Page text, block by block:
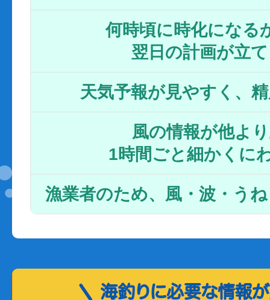
何時頃に時化になる
翌日の計画が立
天気予報が見やすく、
風の情報が他よ
1時間ごと細かくに
漁業者のため、風・波・う